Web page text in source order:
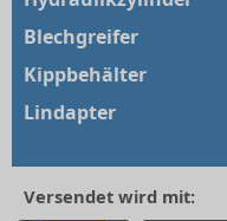
Blechgreifer
Kippbehälter
Lindapter
Versendet wird mit: